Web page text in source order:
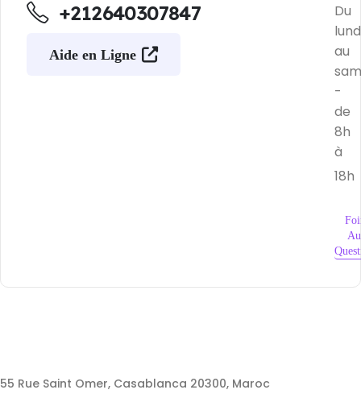
+212640307847
Aide en Ligne
Du
au
-
de
8h
à
18h
55 Rue Saint Omer, Casablanca 20300, Maroc